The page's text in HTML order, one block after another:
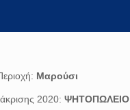
Μαρούσι
2020: ΨΗΤΟΠΩΛΕΙΟ